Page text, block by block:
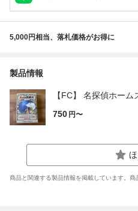
5,000円相当、落札価格がお得に
製品情報
【FC】 名探偵ホー
750 円〜
商品と関連する製品情報を掲載しています。商